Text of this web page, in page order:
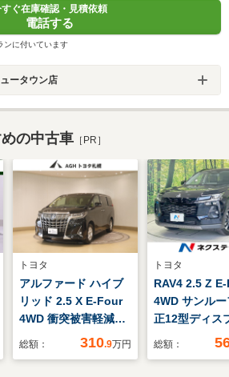
ぐ在庫確認・見積依頼
電話する
ンに付いています
ータウン店
の中古車 ［PR］
トヨタ
アルファード ハイブ
リッド 2.5 X E-Four
4WD 衝突被害軽減ブ
レーキ・メモリーナビ
総額： 310.9万円
トヨタ
RAV4 2.5 Z
4WD サンル
正12型ディス
イ 全周囲カ
総額：